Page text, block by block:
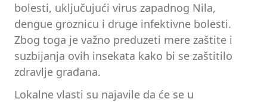
bolesti, uključujući virus zapadnog Nila,
dengue groznicu i druge infektivne bolesti.
Zbog toga je važno preduzeti mere zaštite i
suzbijanja ovih insekata kako bi se zaštitilo
zdravlje građana.
Lokalne vlasti su najavile da će se u